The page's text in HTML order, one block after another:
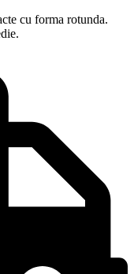
cu forma rotunda.